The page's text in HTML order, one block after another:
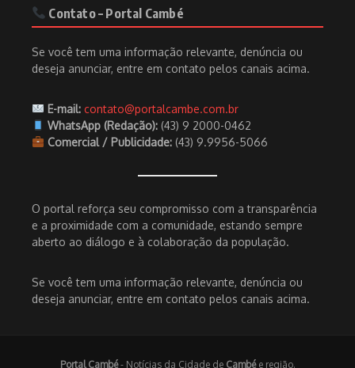
Contato – Portal Cambé
Se você tem uma informação relevante, denúncia ou
deseja anunciar, entre em contato pelos canais acima.
E-mail: contato@portalcambe.com.br
WhatsApp (Redação):(43) 9 2000-0462
Comercial / Publicidade:(43) 9.9956-5066
O portal reforça seu compromisso com a transparência
e a proximidade com a comunidade, estando sempre
aberto ao diálogo e à colaboração da população.
Se você tem uma informação relevante, denúncia ou
deseja anunciar, entre em contato pelos canais acima.
Portal Cambé- Notícias da Cidade de Cambée região.